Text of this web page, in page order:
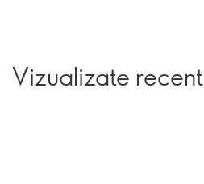
Vizualizate recent